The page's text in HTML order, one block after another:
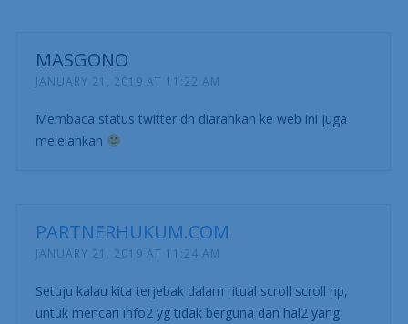
MASGONO
JANUARY 21, 2019 AT 11:22 AM
Membaca status twitter dn diarahkan ke web ini juga
melelahkan
PARTNERHUKUM.COM
JANUARY 21, 2019 AT 11:24 AM
Setuju kalau kita terjebak dalam ritual scroll scroll hp,
untuk mencari info2 yg tidak berguna dan hal2 yang